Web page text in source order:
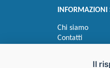
INFORMAZIONI
Chi siamo
Contatti
Il